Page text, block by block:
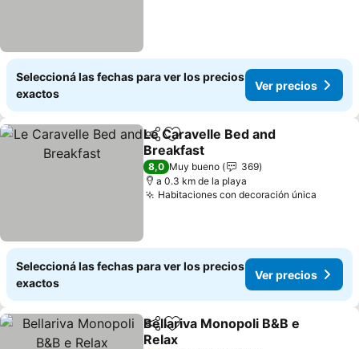
Seleccioná las fechas para ver los precios
exactos
Ver precios
CompartirAñadir a favoritos
Le Caravelle Bed and
Breakfast
8,0 Muy bueno
369
a 0.3 km de la playa
Habitaciones con decoración única
Seleccioná las fechas para ver los precios
exactos
Ver precios
CompartirAñadir a favoritos
Bellariva Monopoli B&B e
Relax